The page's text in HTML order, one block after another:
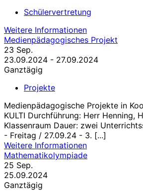
Schülervertretung
Weitere Informationen
Medienpädagogisches Projekt
23 Sep.
23.09.2024 - 27.09.2024
Ganztägig
Projekte
Medienpädagogische Projekte in
KULTI Durchführung: Herr Henning,
Klassenraum Dauer: zwei
- Freitag / 27.09.24 - 3. [...]
Weitere Informationen
Mathematikolympiade
25 Sep.
25.09.2024
Ganztägig